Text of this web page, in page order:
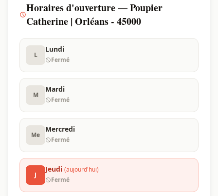
Horaires d'ouverture — Poupier
Catherine | Orléans - 45000
L
Lundi
Fermé
M
Mardi
Fermé
Me
Mercredi
Fermé
J
Jeudi (aujourd'hui)
Fermé